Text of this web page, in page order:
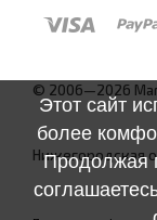
© 2006—2026
Нижегородская
Этот сайт
более
Продолжая